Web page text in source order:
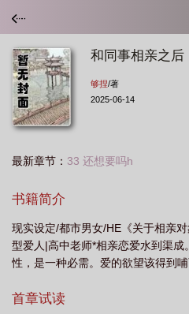
和同事相亲之后
够捏/著
2025-06-14
最新章节： 33 还想要吗h
书籍简介
现实设定/都市男女/HE《关于相亲
型爱人|高中老师*相亲恋爱水到渠
性，是一种必需。爱的欲望该得到哺
首章试读